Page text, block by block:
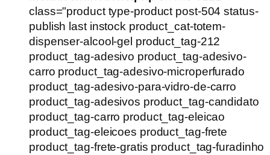
class="product type-product post-504 status-
publish last instock product_cat-totem-
dispenser-alcool-gel product_tag-212
product_tag-adesivo product_tag-adesivo-
carro product_tag-adesivo-microperfurado
product_tag-adesivo-para-vidro-de-carro
product_tag-adesivos product_tag-candidato
product_tag-carro product_tag-eleicao
product_tag-eleicoes product_tag-frete
product_tag-frete-gratis product_tag-furadinho